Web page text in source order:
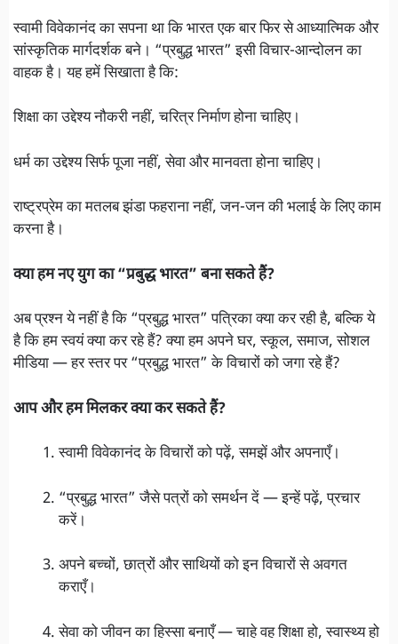
स्वामी विवेकानंद का सपना था कि भारत एक बार फिर से आध्यात्मिक और
सांस्कृतिक मार्गदर्शक बने। “प्रबुद्ध भारत” इसी विचार-आन्दोलन का
वाहक है। यह हमें सिखाता है कि:
शिक्षा का उद्देश्य नौकरी नहीं, चरित्र निर्माण होना चाहिए।
धर्म का उद्देश्य सिर्फ पूजा नहीं, सेवा और मानवता होना चाहिए।
राष्ट्रप्रेम का मतलब झंडा फहराना नहीं, जन-जन की भलाई के लिए काम
करना है।
क्या हम नए युग का “प्रबुद्ध भारत” बना सकते हैं?
अब प्रश्न ये नहीं है कि “प्रबुद्ध भारत” पत्रिका क्या कर रही है, बल्कि ये
है कि हम स्वयं क्या कर रहे हैं? क्या हम अपने घर, स्कूल, समाज, सोशल
मीडिया — हर स्तर पर “प्रबुद्ध भारत” के विचारों को जगा रहे हैं?
आप और हम मिलकर क्या कर सकते हैं?
स्वामी विवेकानंद के विचारों को पढ़ें, समझें और अपनाएँ।
“प्रबुद्ध भारत” जैसे पत्रों को समर्थन दें — इन्हें पढ़ें, प्रचार
करें।
अपने बच्चों, छात्रों और साथियों को इन विचारों से अवगत
कराएँ।
सेवा को जीवन का हिस्सा बनाएँ — चाहे वह शिक्षा हो, स्वास्थ्य हो